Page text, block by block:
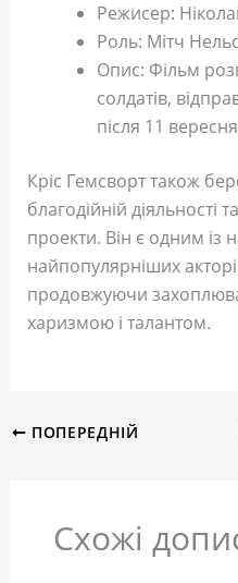
Режисер:
Роль: Мітч
Опис: Фільм
солдатів,
після 11
Кріс Гемсворт також
благодійній діяльності
проекти. Він є одним із
найпопулярніших
продовжуючи
харизмою і талантом.
ПОПЕРЕДНІЙ
Схожі